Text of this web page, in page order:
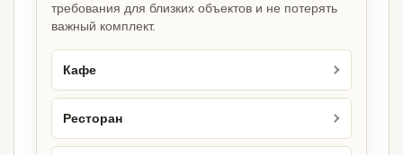
требования для близких объектов и не потерять
важный комплект.
Кафе
Ресторан